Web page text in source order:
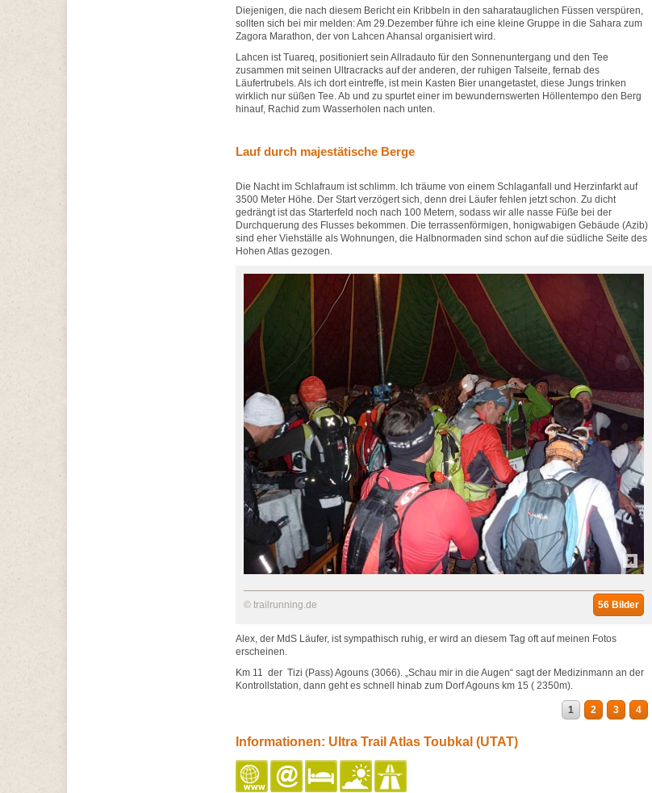
Diejenigen, die nach diesem Bericht ein Kribbeln in den saharatauglichen Füssen verspüren,
sollten sich bei mir melden: Am 29.Dezember führe ich eine kleine Gruppe in die Sahara zum
Zagora Marathon, der von Lahcen Ahansal organisiert wird.
Lahcen ist Tuareq, positioniert sein Allradauto für den Sonnenuntergang und den Tee
zusammen mit seinen Ultracracks auf der anderen, der ruhigen Talseite, fernab des
Läufertrubels. Als ich dort eintreffe, ist mein Kasten Bier unangetastet, diese Jungs trinken
wirklich nur süßen Tee. Ab und zu spurtet einer im bewundernswerten Höllentempo den Berg
hinauf, Rachid zum Wasserholen nach unten.
Lauf durch majestätische Berge
Die Nacht im Schlafraum ist schlimm. Ich träume von einem Schlaganfall und Herzinfarkt auf
3500 Meter Höhe. Der Start verzögert sich, denn drei Läufer fehlen jetzt schon. Zu dicht
gedrängt ist das Starterfeld noch nach 100 Metern, sodass wir alle nasse Füße bei der
Durchquerung des Flusses bekommen. Die terrassenförmigen, honigwabigen Gebäude (Azib)
sind eher Viehställe als Wohnungen, die Halbnormaden sind schon auf die südliche Seite des
Hohen Atlas gezogen.
© trailrunning.de 56 Bilder
Alex, der MdS Läufer, ist sympathisch ruhig, er wird an diesem Tag oft auf meinen Fotos
erscheinen.
Km 11 der Tizi (Pass) Agouns (3066). „Schau mir in die Augen“ sagt der Medizinmann an der
Kontrollstation, dann geht es schnell hinab zum Dorf Agouns km 15 ( 2350m).
1 2 3 4
Informationen: Ultra Trail Atlas Toubkal (UTAT)